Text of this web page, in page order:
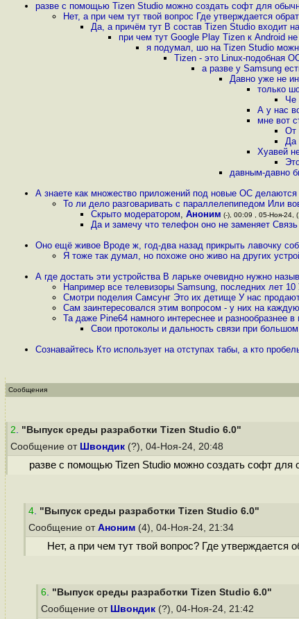
разве с помощью Tizen Studio можно создать софт для
Нет, а при чем тут твой вопрос Где утверждается
Да, а причём тут В состав Tizen Studio входит
при чем тут Google Play Tizen к Android
я подумал, шо на Tizen Studio
Tizen - это Linux-подобная
а разве у Samsung
Давно уже не
только
Че
А у нас
мне вот
От
Да
Хуавей
давным-давно
А знаете как множество приложений под новые ОС делаются
То ли дело разговаривать с параллелепипедом Или
Скрыто модератором, Аноним (-), 00:09 , 05-Ноя-24, (
Да и замечу что телефон оно не заменяет
Оно ещё живое Вроде ж, год-два назад прикрыть лавочку
Я тоже так думал, но похоже оно живо на других
А где достать эти устройства В ларьке очевидно нужно
Например все телевизоры Samsung, последних лет
Смотри поделия Самсунг Это их детище У нас
Сам заинтересовался этим вопросом - у них на
Та даже Pine64 намного интереснее и разнообразнее
Свои протоколы и дальность связи при
Сознавайтесь Кто использует на отступах табы, а кто
Сообщения
2. "Выпуск среды разработки Tizen Studio 6.0"
Сообщение от Швондик (?), 04-Ноя-24, 20:48
разве с помощью Tizen Studio можно создать софт для
4. "Выпуск среды разработки Tizen Studio 6.0"
Сообщение от Аноним (4), 04-Ноя-24, 21:34
Нет, а при чем тут твой вопрос? Где утверждается
6. "Выпуск среды разработки Tizen Studio 6.0"
Сообщение от Швондик (?), 04-Ноя-24, 21:42